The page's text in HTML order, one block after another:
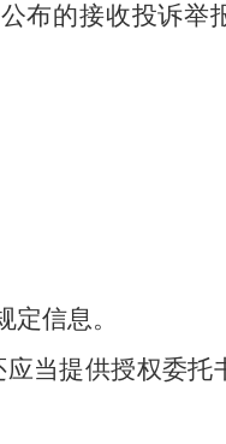
布的接收投诉举
信息。
当提供授权委托